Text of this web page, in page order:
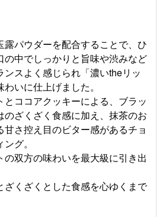
露パウダーを配合することで、ひ
の中でしっかりと旨味や渋みなど
スよく感じられ「濃いtheリッ
いに仕上げました。
とココアクッキーによる、ブラッ
のざくざく食感に加え、抹茶のお
甘さ控え目のビター感があるチョ
グ。
の双方の味わいを最大級に引き出
ざくざくとした食感を心ゆくまで